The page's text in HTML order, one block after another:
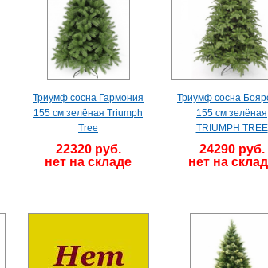
Триумф сосна Гармония
155 см зелёная Triumph
Tree
22320 руб.
нет на складе
Триумф сосна
155 см зелёная
TRIUMPH TREE
24290 руб.
нет на